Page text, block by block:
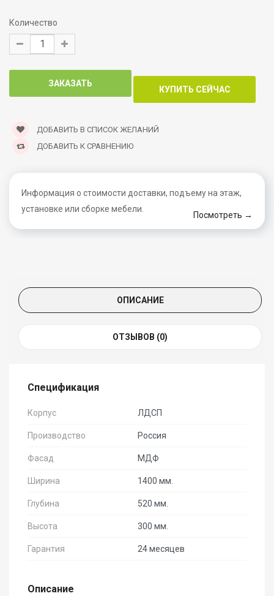
Количество
ДОБАВИТЬ В СПИСОК ЖЕЛАНИЙ
ДОБАВИТЬ К СРАВНЕНИЮ
Информация о стоимости доставки, подъему на этаж,
установке или сборке мебели.
Посмотреть →
ОПИСАНИЕ
ОТЗЫВОВ (0)
Спецификация
Корпус ЛДСП
Производство Россия
Фасад МДФ
Ширина 1400 мм.
Глубина 520 мм.
Высота 300 мм.
Гарантия 24 месяцев
Описание